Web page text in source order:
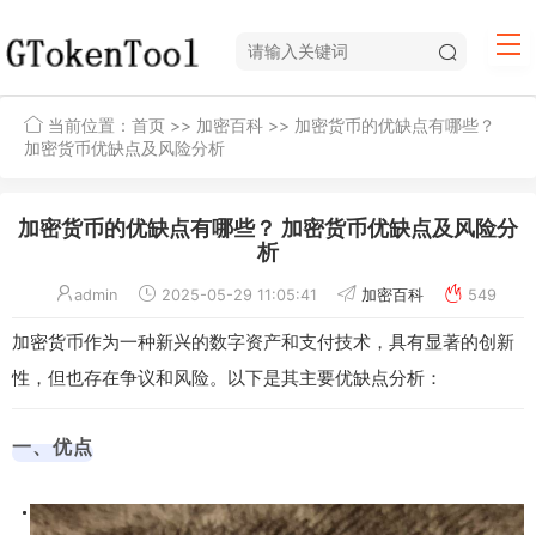
当前位置： 首页 >> 加密百科 >> 加密货币的优缺点有哪些？
加密货币优缺点及风险分析
加密货币的优缺点有哪些？ 加密货币优缺点及风险分
析
admin 2025-05-29 11:05:41 加密百科 549
加密货币作为一种新兴的数字资产和支付技术，具有显著的创新
性，但也存在争议和风险。以下是其主要优缺点分析：
一、优点